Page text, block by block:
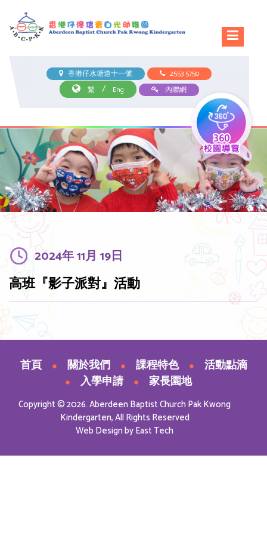
香港仔水塘道十一號
2553 5750
繁
/ Eng 內聯網
2024年 11月 19日
高班『影子派對』活動
首頁 關於我們 課程特色
活動點滴
入學申請
家長園地
Copyright © 2026. Aberdeen Baptist Church Pak Kwong
Kindergarten, All Rights Reserved
Web DesignbyEast Tech